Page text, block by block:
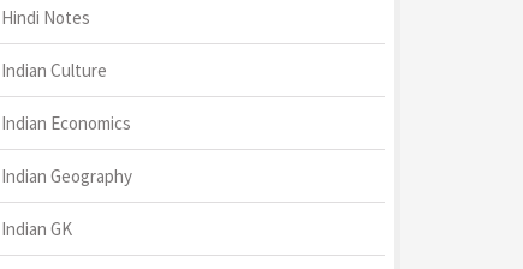
Hindi Notes
Indian Culture
Indian Economics
Indian Geography
Indian GK